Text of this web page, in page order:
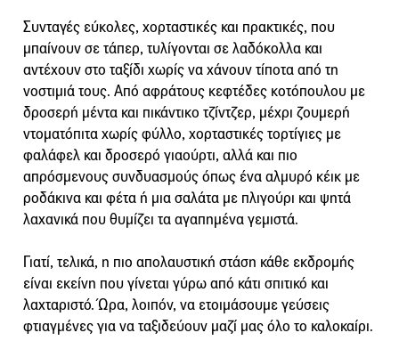
Συνταγές εύκολες, χορταστικές και πρακτικές, που
μπαίνουν σε τάπερ, τυλίγονται σε λαδόκολλα και
αντέχουν στο ταξίδι χωρίς να χάνουν τίποτα από τη
νοστιμιά τους. Από αφράτους κεφτέδες κοτόπουλου με
δροσερή μέντα και πικάντικο τζίντζερ, μέχρι ζουμερή
ντοματόπιτα χωρίς φύλλο, χορταστικές τορτίγιες με
φαλάφελ και δροσερό γιαούρτι, αλλά και πιο
απρόσμενους συνδυασμούς όπως ένα αλμυρό κέικ με
ροδάκινα και φέτα ή μια σαλάτα με πλιγούρι και ψητά
λαχανικά που θυμίζει τα αγαπημένα γεμιστά.
Γιατί, τελικά, η πιο απολαυστική στάση κάθε εκδρομής
είναι εκείνη που γίνεται γύρω από κάτι σπιτικό και
λαχταριστό. Ώρα, λοιπόν, να ετοιμάσουμε γεύσεις
φτιαγμένες για να ταξιδεύουν μαζί μας όλο το καλοκαίρι.